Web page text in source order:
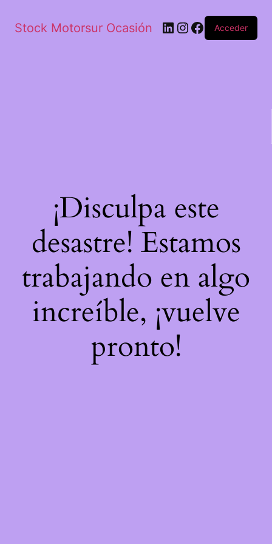
Stock Motorsur Ocasión Acceder
¡Disculpa este
desastre! Estamos
trabajando en algo
increíble, ¡vuelve
pronto!